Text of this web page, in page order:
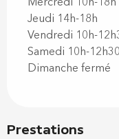
Prestations
Jeudi 14h-18h
Vendredi 10h-
Samedi 10h-
Dimanche fermé